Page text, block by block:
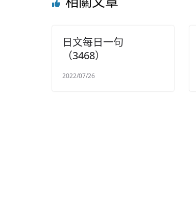
日文每日一句
（3468）
2022/07/26